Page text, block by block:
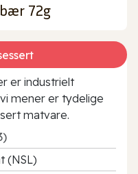
72g
er industrielt
mener er tydelige
matvare.
(NSL)